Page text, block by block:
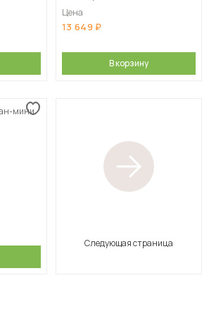
Цена
13 649
В корзину
мини
Следующая страница